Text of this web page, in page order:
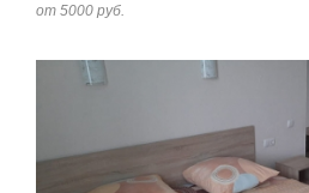
от 5000 руб.